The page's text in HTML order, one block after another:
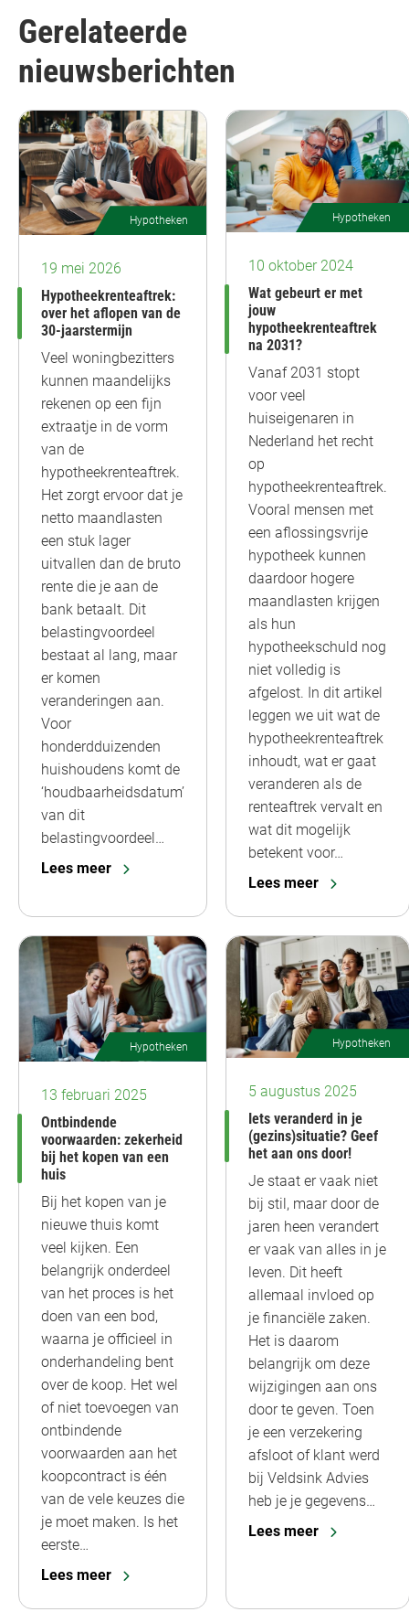
Gerelateerde
nieuwsberichten
Hypotheken
19 mei 2026
Hypotheekrenteaftrek:
over het aflopen van de
30-jaarstermijn
Veel woningbezitters
kunnen maandelijks
rekenen op een fijn
extraatje in de vorm
van de
hypotheekrenteaftrek.
Het zorgt ervoor dat je
netto maandlasten
een stuk lager
uitvallen dan de bruto
rente die je aan de
bank betaalt. Dit
belastingvoordeel
bestaat al lang, maar
er komen
veranderingen aan.
Voor
honderdduizenden
huishoudens komt de
‘houdbaarheidsdatum’
van dit
belastingvoordeel…
Lees meer
Hypotheken
10 oktober 2024
Wat gebeurt er met
jouw
hypotheekrenteaftrek
na 2031?
Vanaf 2031 stopt
voor veel
huiseigenaren in
Nederland het recht
op
hypotheekrenteaftrek.
Vooral mensen met
een aflossingsvrije
hypotheek kunnen
daardoor hogere
maandlasten krijgen
als hun
hypotheekschuld nog
niet volledig is
afgelost. In dit artikel
leggen we uit wat de
hypotheekrenteaftrek
inhoudt, wat er gaat
veranderen als de
renteaftrek vervalt en
wat dit mogelijk
betekent voor…
Lees meer
Hypotheken
13 februari 2025
Ontbindende
voorwaarden: zekerheid
bij het kopen van een
huis
Bij het kopen van je
nieuwe thuis komt
veel kijken. Een
belangrijk onderdeel
van het proces is het
doen van een bod,
waarna je officieel in
onderhandeling bent
over de koop. Het wel
of niet toevoegen van
ontbindende
voorwaarden aan het
koopcontract is één
van de vele keuzes die
je moet maken. Is het
eerste…
Lees meer
Hypotheken
5 augustus 2025
Iets veranderd in je
(gezins)situatie? Geef
het aan ons door!
Je staat er vaak niet
bij stil, maar door de
jaren heen verandert
er vaak van alles in je
leven. Dit heeft
allemaal invloed op
je financiële zaken.
Het is daarom
belangrijk om deze
wijzigingen aan ons
door te geven. Toen
je een verzekering
afsloot of klant werd
bij Veldsink Advies
heb je je gegevens…
Lees meer